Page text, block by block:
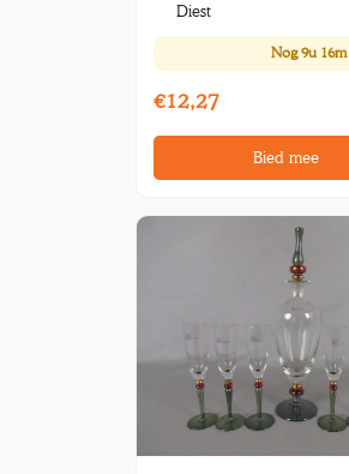
Diest
Nog9u 16m
€12,27
Bied mee